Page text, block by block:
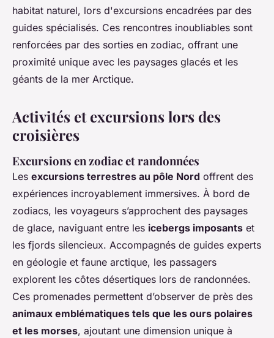
habitat naturel, lors d'excursions encadrées par des
guides spécialisés. Ces rencontres inoubliables sont
renforcées par des sorties en zodiac, offrant une
proximité unique avec les paysages glacés et les
géants de la mer Arctique.
Activités et excursions lors des
croisières
Excursions en zodiac et randonnées
Les excursions terrestres au pôle Nord offrent des
expériences incroyablement immersives. À bord de
zodiacs, les voyageurs s’approchent des paysages
de glace, naviguant entre les icebergs imposants et
les fjords silencieux. Accompagnés de guides experts
en géologie et faune arctique, les passagers
explorent les côtes désertiques lors de randonnées.
Ces promenades permettent d’observer de près des
animaux emblématiques tels que les ours polaires
et les morses, ajoutant une dimension unique à